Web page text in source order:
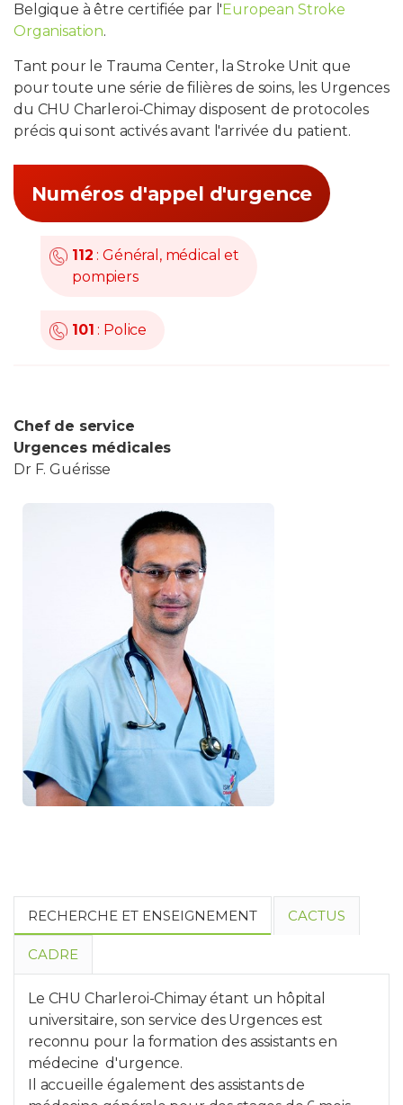
Belgique à être certifiée par l'European Stroke
Organisation.
Tant pour le Trauma Center, la Stroke Unit que
pour toute une série de filières de soins, les Urgences
du CHU Charleroi-Chimay disposent de protocoles
précis qui sont activés avant l'arrivée du patient.
Numéros d'appel d'urgence
112 : Général, médical et
pompiers
101 : Police
Chef de service
Urgences médicales
Dr F. Guérisse
RECHERCHE ET ENSEIGNEMENT CACTUS
CADRE
Le CHU Charleroi-Chimay étant un hôpital
universitaire, son service des Urgences est
reconnu pour la formation des assistants en
médecine d'urgence.
Il accueille également des assistants de
Le CHU Charleroi-Chimay dispose
d'un CACTUS (Centre
d'Acquisition de Compétences et
de Training par Utilisation de la
Chefs de clinique
Dr Pascale FERON (Marie Curie)
Dr Gery DONCK (Vésale)
Dr Sandrine HAVERALS (Centre de Santé des